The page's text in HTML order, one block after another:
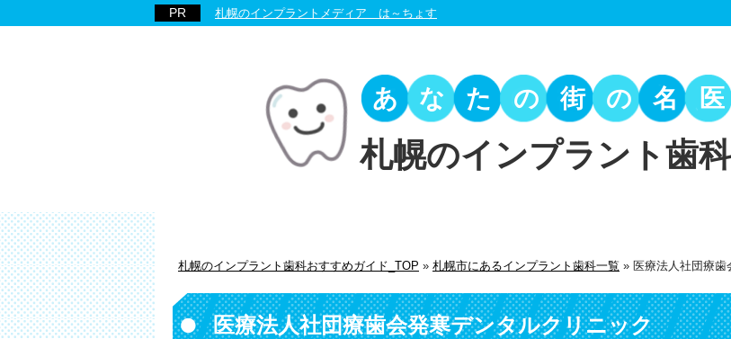
札幌のインプラントメディア は～ちょす
あなたの街の名
札幌のインプラント歯
札幌のインプラント歯科おすすめガイド_TOP » 札幌市にあるインプラント歯科一覧 » 医療法人社団療歯
医療法人社団療歯会発寒デンタルクリニック